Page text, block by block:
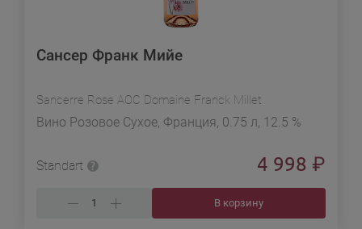
Сансер Франк Мийе
Sancerre Rose AOC Domaine Franck Millet
Вино Розовое Сухое, Франция, 0.75 л, 12.5 %
Standart 4 998 ₽
В корзину